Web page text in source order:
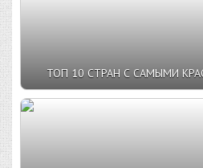
ТОП 10 СТРАН С САМЫМИ